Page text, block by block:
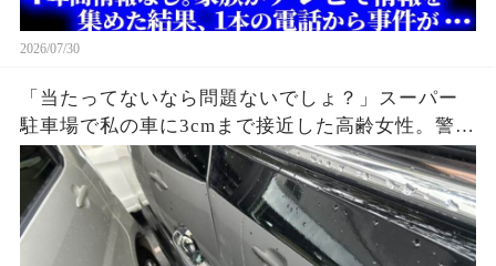
2026/07/30
「当たってないなら問題ないでしょ？」スーパー
駐車場で私の車に3cmまで接近した高齢女性。警備
員が防犯カメラを再生すると、入庫前の危険行為
まで映っていて…